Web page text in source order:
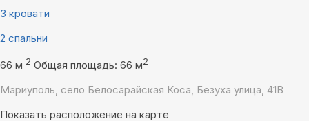
3 кровати
2 спальни
66 м 2 Общая площадь: 66 м2
Мариуполь, село Белосарайская Коса, Безуха улица, 41В
Показать расположение на карте